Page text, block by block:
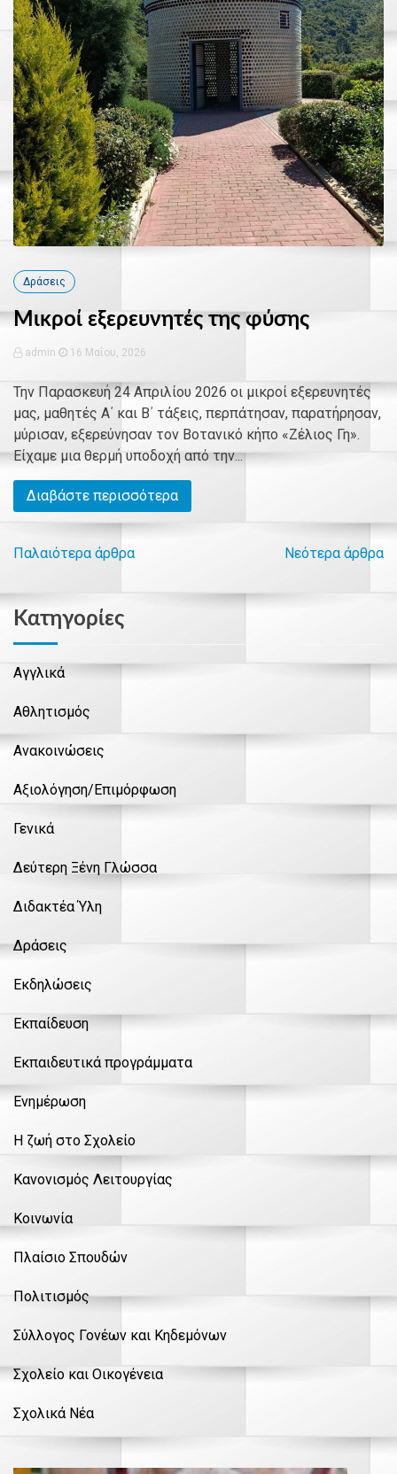
Δράσεις
Μικροί εξερευνητές της φύσης
admin 16 Μαΐου, 2026
Την Παρασκευή 24 Απριλίου 2026 οι μικροί εξερευνητές
μας, μαθητές Α΄ και Β΄ τάξεις, περπάτησαν, παρατήρησαν,
μύρισαν, εξερεύνησαν τον Βοτανικό κήπο «Ζέλιος Γη».
Είχαμε μια θερμή υποδοχή από την...
Διαβάστε περισσότερα
Πλοήγηση
άρθρων
Παλαιότερα άρθρα Νεότερα άρθρα
Kατηγορίες
Αγγλικά
Αθλητισμός
Ανακοινώσεις
Αξιολόγηση/Επιμόρφωση
Γενικά
Δεύτερη Ξένη Γλώσσα
Διδακτέα Ύλη
Δράσεις
Εκδηλώσεις
Εκπαίδευση
Εκπαιδευτικά προγράμματα
Ενημέρωση
Η ζωή στο Σχολείο
Κανονισμός Λειτουργίας
Κοινωνία
Πλαίσιο Σπουδών
Πολιτισμός
Σύλλογος Γονέων και Κηδεμόνων
Σχολείο και Οικογένεια
Σχολικά Νέα